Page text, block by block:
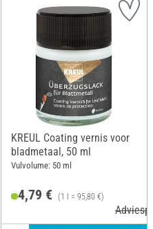
21,59 €
KREUL Coating vernis voor
bladmetaal, 50 ml
Vulvolume: 50 ml
4,79 € (1 l = 95,80 €)